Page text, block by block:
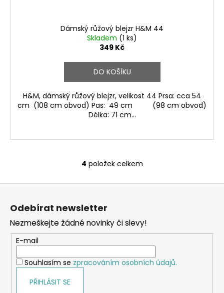
Dámský růžový blejzr H&M 44
Skladem (1 ks)
349 Kč
DO KOŠÍKU
H&M, dámský růžový blejzr, velikost 44 Prsa: cca 54
cm (108 cm obvod) Pas: 49 cm (98 cm obvod)
Délka: 71 cm...
O
v
a
c
í
p
r
4 položek celkem
Odebírat newsletter
Nezmeškejte žádné novinky či slevy!
E-mail
Souhlasím se zpracováním osobních údajů.
PŘIHLÁSIT SE